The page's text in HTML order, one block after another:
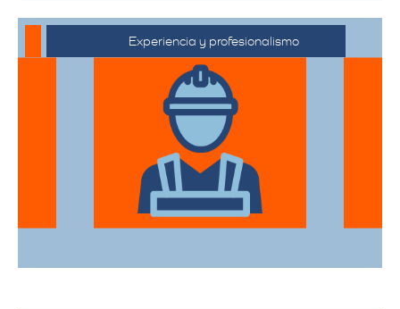
Experiencia y profesionalismo
El equipo de expertos en mudanzas de
alta gama está capacitado para manejar
desde objetos delicados hasta muebles
de gran tamaño con el mayor cuidado.